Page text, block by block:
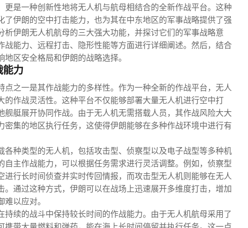
更是一种创新性地将无人机与航母相结合的全新作战平台。这种
了伊朗的空中打击能力，也为其在中东地区的军事战略提供了强
析伊朗无人机航母的三大强大功能，并探讨它们的军事战略意
战能力、远程打击、隐形性能等方面进行详细阐述。然后，结合
区安全格局和伊朗的战略选择。
能力
点之一是其作战能力的多样性。作为一种全新的作战平台，无人
的作战灵活性。这种平台不仅能够部署大量无人机进行空中打
舰艇展开协同作战。由于无人机无需搭载人员，其作战风险大大
密集的地区执行任务，这使得伊朗能够在多种作战环境中进行有
各种类型的无人机，包括攻击型、侦察型以及电子战型等多种机
自主作战能力，可以根据任务需求进行灵活调整。例如，侦察型
进行长时间侦查并实时传回情报，而攻击型无人机则能够在无人
。通过这种方式，伊朗可以在战场上迅速展开多维度打击，增加
以应对。
持续的战斗中保持较长时间的作战能力。由于无人机航母采用了